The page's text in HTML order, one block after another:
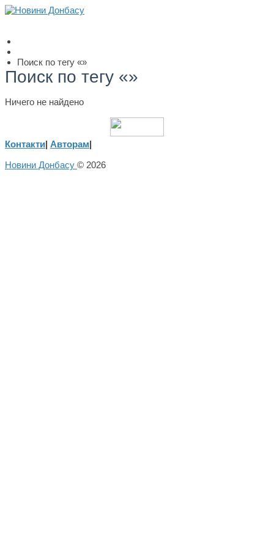
Поиск по тегу «»
Поиск по тегу «»
Ничего не найдено
Контакти| Авторам|
Новини Донбасу © 2026